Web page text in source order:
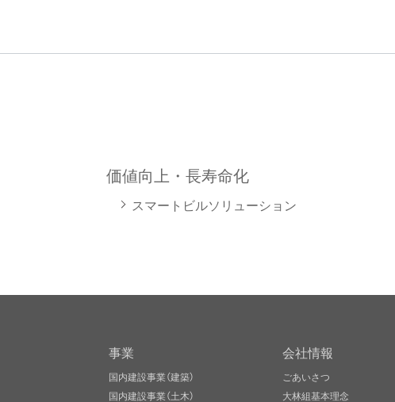
価値向上・長寿命化
スマートビルソリューション
事業
国内建設事業（建築）
国内建設事業（土木）
会社情報
ごあいさつ
大林組基本理念